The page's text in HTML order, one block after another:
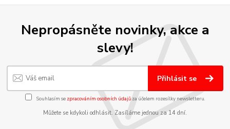
Nepropásněte novinky, akce a
slevy!
Přihlásit se
Souhlasím se zpracováním osobních údajůza účelem rozesílky newsletteru.
Můžete se kdykoli odhlásit. Zasíláme jednou za 14 dní.